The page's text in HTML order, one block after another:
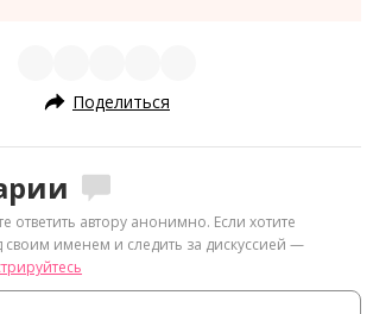
Поделиться
ответить автору анонимно. Если хотите
своим именем и следить за дискуссией —